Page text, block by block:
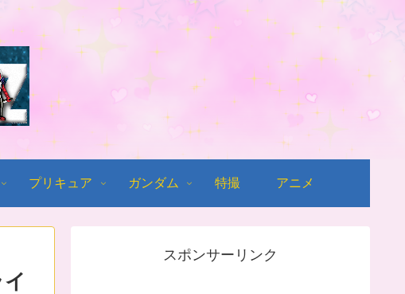
プリキュア ガンダム 特撮 アニメ
スポンサーリンク